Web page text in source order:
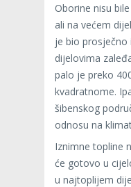
Oborine nisu
ali na većem
je bio prosječno
dijelovima
palo je preko
kvadratnome.
šibenskog
odnosu na
Iznimne topline
će gotovo u
u najtoplijem